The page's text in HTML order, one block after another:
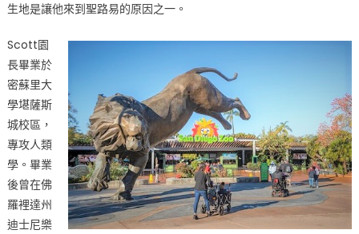
生地是讓他來到聖路易的原因之一。
Scott園
長畢業於
密蘇里大
學堪薩斯
城校區，
專攻人類
學。畢業
後曾在佛
羅裡達州
迪士尼樂